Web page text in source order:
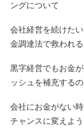
ングについて
会社経営を続けた
金調達法で救われる
黒字経営でもお金
ッシュを補充する
会社にお金がない
チャンスに変えよう